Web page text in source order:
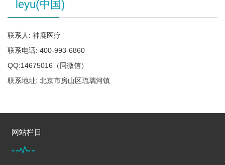
leyu(中国)
联系人: 神鹿医疗
联系电话: 400-993-6860
QQ:14675016（同微信）
联系地址: 北京市房山区琉璃河镇
网站栏目